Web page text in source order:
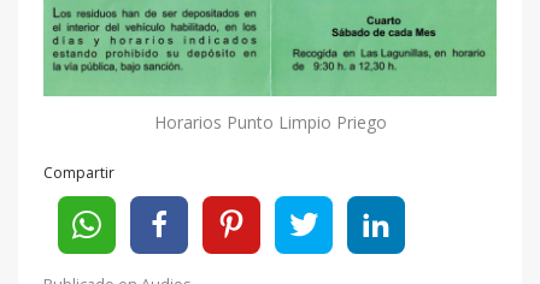
Horarios Punto Limpio Priego
Compartir